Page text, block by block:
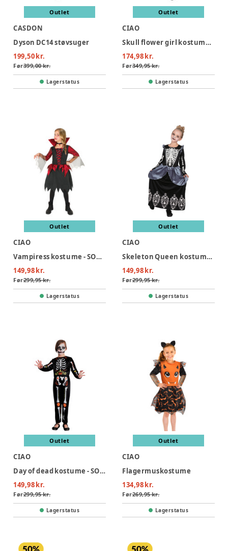
Outlet
CASDON
Dyson DC14 støvsuger
199,50 kr.
Før399,00 kr.
Lagerstatus
Outlet
CIAO
Skull flower girl kostume - MULTI
174,98 kr.
Før349,95 kr.
Lagerstatus
Outlet
CIAO
Vampiress kostume - SORT/RØD
149,98 kr.
Før299,95 kr.
Lagerstatus
Outlet
CIAO
Skeleton Queen kostume - SORT
149,98 kr.
Før299,95 kr.
Lagerstatus
Outlet
CIAO
Day of dead kostume - SORT
149,98 kr.
Før299,95 kr.
Lagerstatus
Outlet
CIAO
Flagermuskostume
134,98 kr.
Før269,95 kr.
Lagerstatus